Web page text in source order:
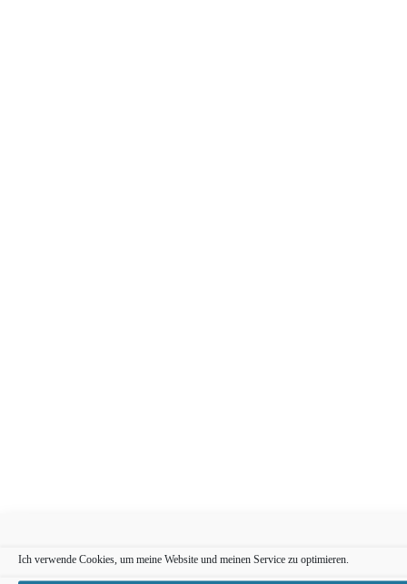
Ich verwende Cookies, um meine Website und meinen Service zu optimieren.